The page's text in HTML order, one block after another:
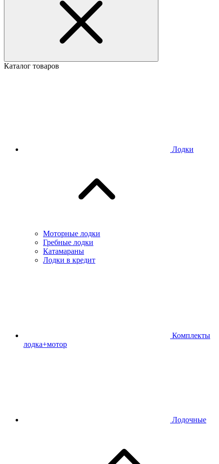
Каталог товаров
Лодки
Моторные лодки
Гребные лодки
Катамараны
Лодки в кредит
Комплекты
лодка+мотор
Лодочные